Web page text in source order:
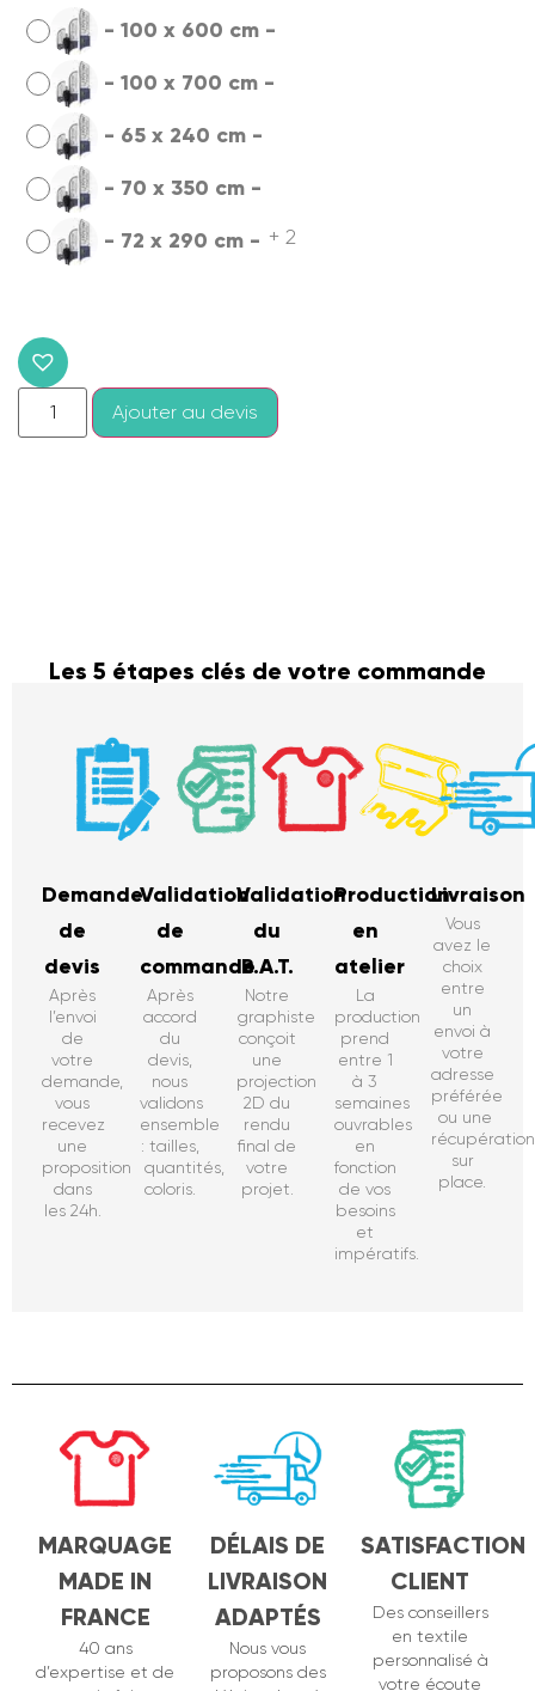
- 100 x 600 cm -
- 100 x 700 cm -
- 65 x 240 cm -
- 70 x 350 cm -
- 72 x 290 cm - + 2
Ajouter au devis
Les 5 étapes clés de votre commande
Demande
de
devis
Après
l’envoi
de
votre
demande,
vous
recevez
une
proposition
dans
les 24h.
Validation
de
commande
Après
accord
du
devis,
nous
validons
ensemble
: tailles,
quantités,
coloris.
Validation
du
B.A.T.
Notre
graphiste
conçoit
une
projection
2D du
rendu
final de
votre
projet.
Production
en
atelier
La
production
prend
entre 1
à 3
semaines
ouvrables
en
fonction
de vos
besoins
et
impératifs.
Livraison
Vous
avez le
choix
entre
un
envoi à
votre
adresse
préférée
ou une
récupération
sur
place.
MARQUAGE
MADE IN
FRANCE
40 ans
d’expertise et de
DÉLAIS DE
LIVRAISON
ADAPTÉS
Nous vous
proposons des
SATISFACTION
CLIENT
Des conseillers
en textile
personnalisé à
votre écoute